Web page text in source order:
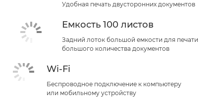
Удобная печать двусторонних документов
Емкость 100 листов
Задний лоток большой емкости для печати
большого количества документов
Wi-Fi
Беспроводное подключение к компьютеру
или мобильному устройству